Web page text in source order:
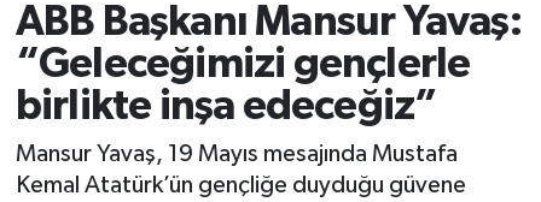
ABB Başkanı Mansur Yavaş:
“Geleceğimizi gençlerle
birlikte inşa edeceğiz”
Mansur Yavaş, 19 Mayıs mesajında Mustafa
Kemal Atatürk’ün gençliğe duyduğu güvene
Son Dakika Haberleri
Haber Arşivi